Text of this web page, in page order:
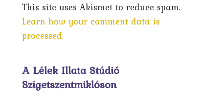
This site uses Akismet to reduce spam.
Learn how your comment data is
processed.
A Lélek Illata Stúdió
Szigetszentmiklóson